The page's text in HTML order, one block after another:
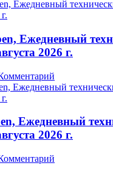
Ежедневный
2026 г.
Ежедневный
2026 г.